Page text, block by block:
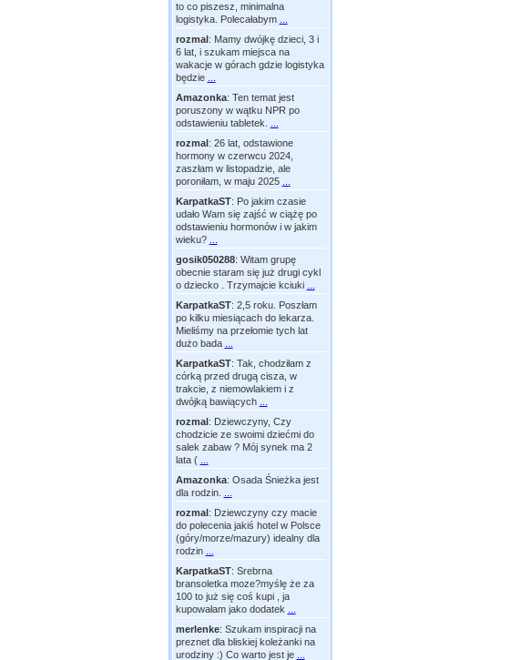
to co piszesz, minimalna
logistyka. Polecałabym
rozmal: Mamy dwójkę dzieci, 3 i
6 lat, i szukam miejsca na
wakacje w górach gdzie logistyka
będzie
Amazonka: Ten temat jest
poruszony w wątku NPR po
odstawieniu tabletek.
rozmal: 26 lat, odstawione
hormony w czerwcu 2024,
zaszłam w listopadzie, ale
poroniłam, w maju 2025
KarpatkaST: Po jakim czasie
udało Wam się zajść w ciążę po
odstawieniu hormonów i w jakim
wieku?
gosik050288: Witam grupę
obecnie staram się już drugi cykl
o dziecko . Trzymajcie kciuki
KarpatkaST: 2,5 roku. Poszłam
po kilku miesiącach do lekarza.
Mieliśmy na przełomie tych lat
dużo bada
KarpatkaST: Tak, chodziłam z
córką przed drugą cisza, w
trakcie, z niemowlakiem i z
dwójką bawiących
rozmal: Dziewczyny, Czy
chodzicie ze swoimi dziećmi do
salek zabaw ? Mój synek ma 2
lata (
Amazonka: Osada Śnieżka jest
dla rodzin.
rozmal: Dziewczyny czy macie
do polecenia jakiś hotel w Polsce
(góry/morze/mazury) idealny dla
rodzin
KarpatkaST: Srebrna
bransoletka moze?myślę że za
100 to już się coś kupi , ja
kupowałam jako dodatek
merlenke: Szukam inspiracji na
preznet dla bliskiej koleżanki na
urodziny :) Co warto jest je